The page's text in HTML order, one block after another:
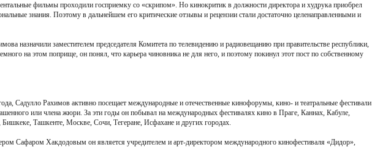
фильмы проходили госприемку со «скрипом». Но кинокритик в должности директора и худрука приобрел
знания. Поэтому в дальнейшем его критические отзывы и рецензии стали достаточно целенаправленными и
назначили заместителем председателя Комитета по телевидению и радиовещанию при правительстве республики,
на этом поприще, он понял, что карьера чиновника не для него, и поэтому покинул этот пост по собственному
Садулло Рахимов активно посещает международные и отечественные кинофорумы, кино- и театральные фестивали
или члена жюри. За эти годы он побывал на международных фестивалях кино в Праге, Каннах, Кабуле,
Ташкенте, Москве, Сочи, Тегеране, Исфахане и других городах.
Сафаром Хакдодовым он является учредителем и арт-директором международного кинофестиваля «Дидор»,